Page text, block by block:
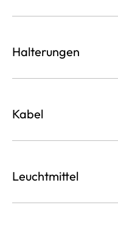
Halterungen
Kabel
Leuchtmittel